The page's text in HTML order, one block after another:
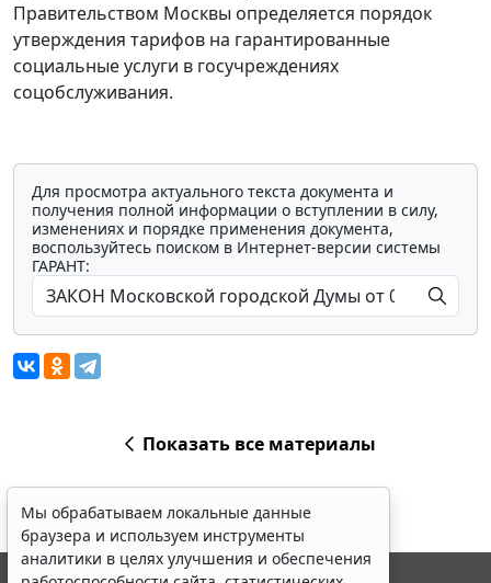
Правительством Москвы определяется порядок
утверждения тарифов на гарантированные
социальные услуги в госучреждениях
соцобслуживания.
Для просмотра актуального текста документа и
получения полной информации о вступлении в силу,
изменениях и порядке применения документа,
воспользуйтесь поиском в Интернет-версии системы
ГАРАНТ:
Показать все материалы
Мы обрабатываем локальные данные
браузера и используем инструменты
аналитики в целях улучшения и обеспечения